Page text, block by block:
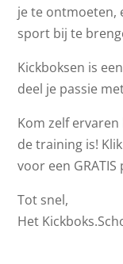
je te ontmoeten,
sport bij te
Kickboksen is
deel je passie
Kom zelf
de training is!
voor een GRATIS
Tot snel,
Het